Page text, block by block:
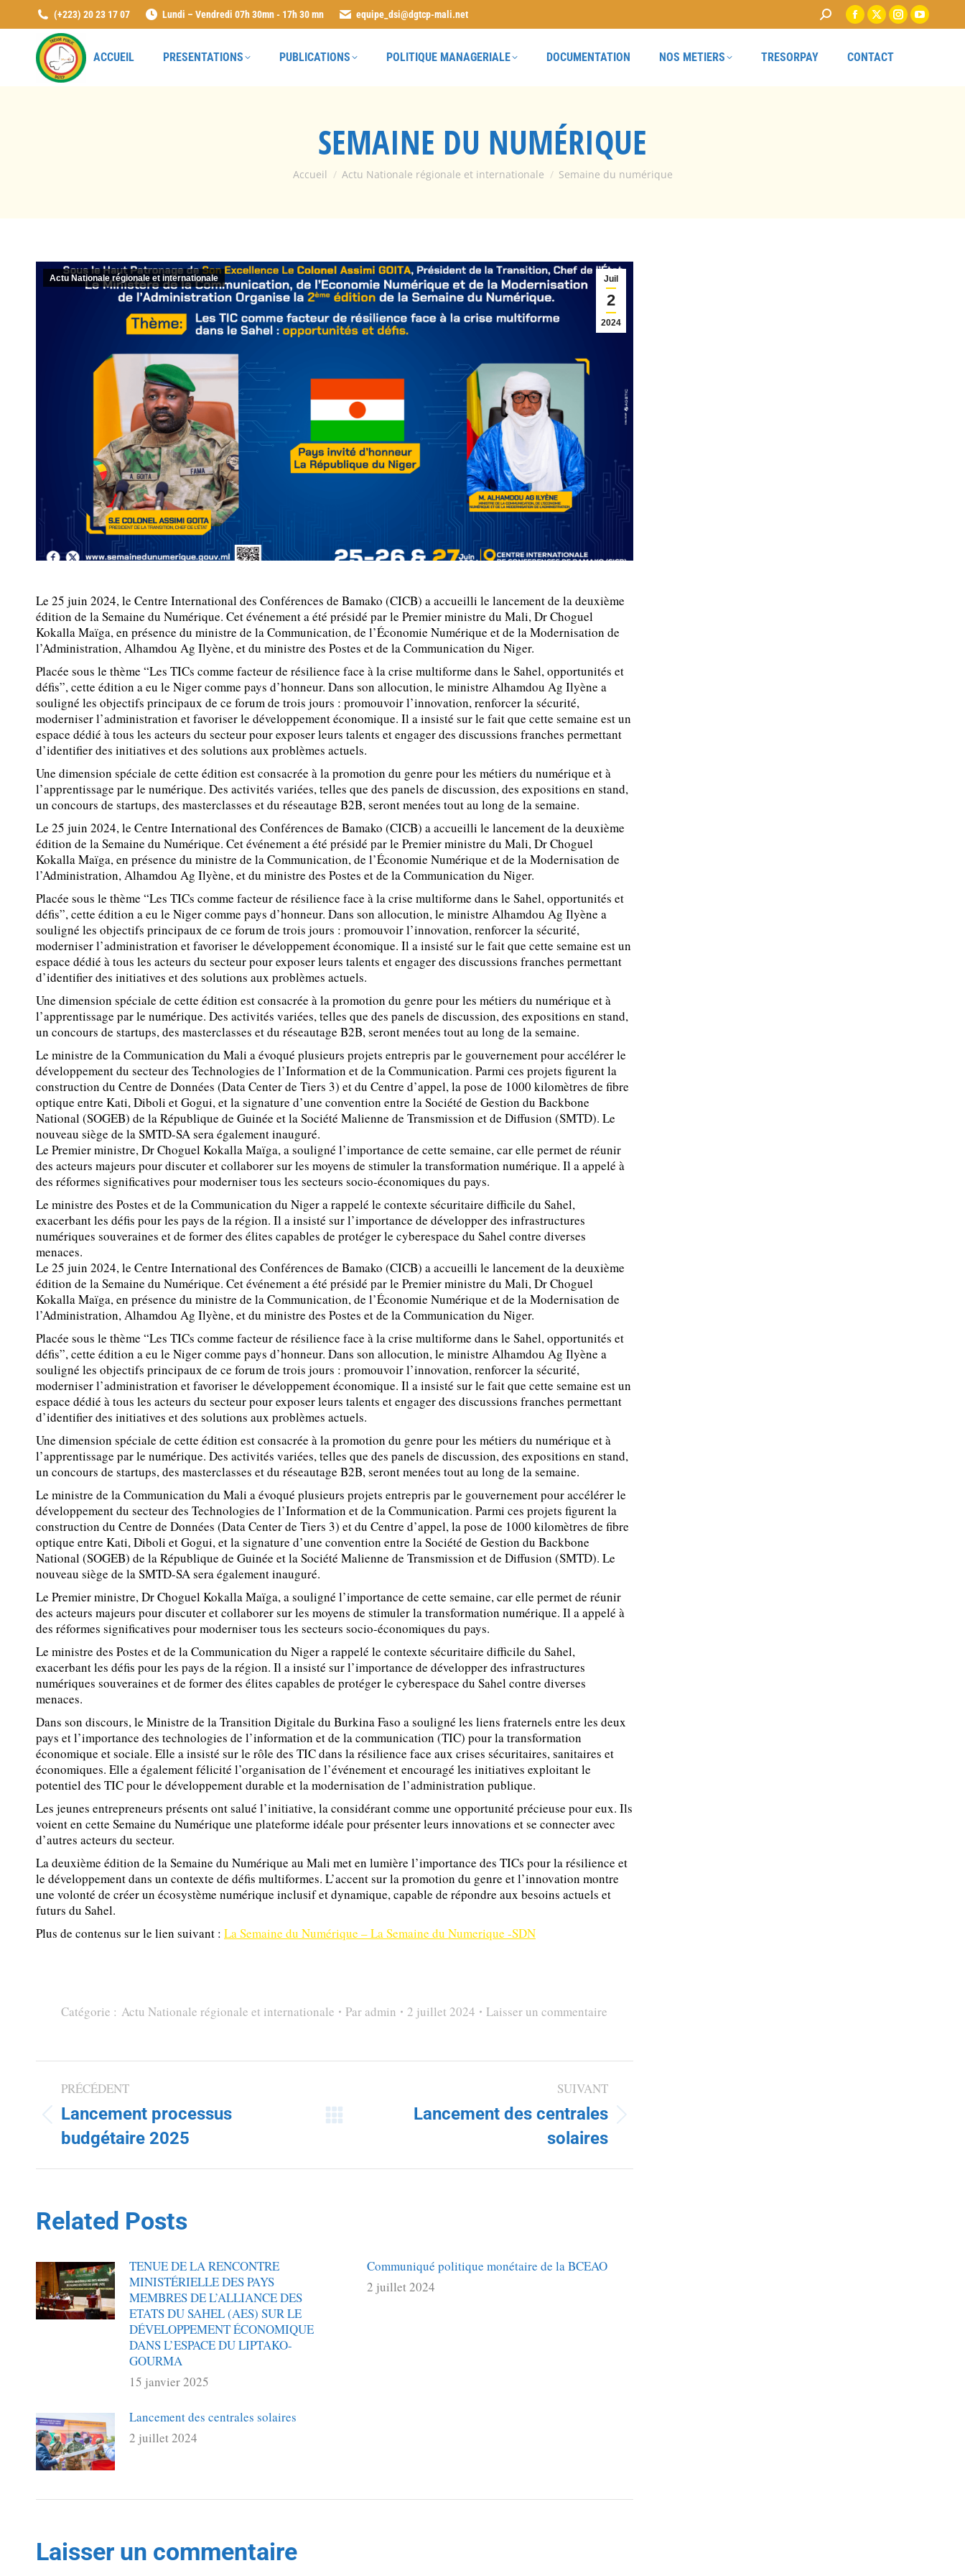
(+223) 20 23 17 07 Lundi – Vendredi 07h 30mn - 17h 30 mn equipe_dsi@dgtcp-mali.net
ACCUEIL PRESENTATIONS PUBLICATIONS POLITIQUE MANAGERIALE DOCUMENTATION NOS METIERS TRESORPAY CONTACT
SEMAINE DU NUMÉRIQUE
Vous êtes ici :
Accueil Actu Nationale régionale et internationale Semaine du numérique
Juil
2
2024
Actu Nationale régionale et internationale
Le 25 juin 2024, le Centre International des Conférences de Bamako (CICB) a accueilli le lancement de la deuxième
édition de la Semaine du Numérique. Cet événement a été présidé par le Premier ministre du Mali, Dr Choguel
Kokalla Maïga, en présence du ministre de la Communication, de l’Économie Numérique et de la Modernisation de
l’Administration, Alhamdou Ag Ilyène, et du ministre des Postes et de la Communication du Niger.
Placée sous le thème “Les TICs comme facteur de résilience face à la crise multiforme dans le Sahel, opportunités et
défis”, cette édition a eu le Niger comme pays d’honneur. Dans son allocution, le ministre Alhamdou Ag Ilyène a
souligné les objectifs principaux de ce forum de trois jours : promouvoir l’innovation, renforcer la sécurité,
moderniser l’administration et favoriser le développement économique. Il a insisté sur le fait que cette semaine est un
espace dédié à tous les acteurs du secteur pour exposer leurs talents et engager des discussions franches permettant
d’identifier des initiatives et des solutions aux problèmes actuels.
Une dimension spéciale de cette édition est consacrée à la promotion du genre pour les métiers du numérique et à
l’apprentissage par le numérique. Des activités variées, telles que des panels de discussion, des expositions en stand,
un concours de startups, des masterclasses et du réseautage B2B, seront menées tout au long de la semaine.
Le 25 juin 2024, le Centre International des Conférences de Bamako (CICB) a accueilli le lancement de la deuxième
édition de la Semaine du Numérique. Cet événement a été présidé par le Premier ministre du Mali, Dr Choguel
Kokalla Maïga, en présence du ministre de la Communication, de l’Économie Numérique et de la Modernisation de
l’Administration, Alhamdou Ag Ilyène, et du ministre des Postes et de la Communication du Niger.
Placée sous le thème “Les TICs comme facteur de résilience face à la crise multiforme dans le Sahel, opportunités et
défis”, cette édition a eu le Niger comme pays d’honneur. Dans son allocution, le ministre Alhamdou Ag Ilyène a
souligné les objectifs principaux de ce forum de trois jours : promouvoir l’innovation, renforcer la sécurité,
moderniser l’administration et favoriser le développement économique. Il a insisté sur le fait que cette semaine est un
espace dédié à tous les acteurs du secteur pour exposer leurs talents et engager des discussions franches permettant
d’identifier des initiatives et des solutions aux problèmes actuels.
Une dimension spéciale de cette édition est consacrée à la promotion du genre pour les métiers du numérique et à
l’apprentissage par le numérique. Des activités variées, telles que des panels de discussion, des expositions en stand,
un concours de startups, des masterclasses et du réseautage B2B, seront menées tout au long de la semaine.
Le ministre de la Communication du Mali a évoqué plusieurs projets entrepris par le gouvernement pour accélérer le
développement du secteur des Technologies de l’Information et de la Communication. Parmi ces projets figurent la
construction du Centre de Données (Data Center de Tiers 3) et du Centre d’appel, la pose de 1000 kilomètres de fibre
optique entre Kati, Diboli et Gogui, et la signature d’une convention entre la Société de Gestion du Backbone
National (SOGEB) de la République de Guinée et la Société Malienne de Transmission et de Diffusion (SMTD). Le
nouveau siège de la SMTD-SA sera également inauguré.
Le Premier ministre, Dr Choguel Kokalla Maïga, a souligné l’importance de cette semaine, car elle permet de réunir
des acteurs majeurs pour discuter et collaborer sur les moyens de stimuler la transformation numérique. Il a appelé à
des réformes significatives pour moderniser tous les secteurs socio-économiques du pays.
Le ministre des Postes et de la Communication du Niger a rappelé le contexte sécuritaire difficile du Sahel,
exacerbant les défis pour les pays de la région. Il a insisté sur l’importance de développer des infrastructures
numériques souveraines et de former des élites capables de protéger le cyberespace du Sahel contre diverses
menaces.
Le 25 juin 2024, le Centre International des Conférences de Bamako (CICB) a accueilli le lancement de la deuxième
édition de la Semaine du Numérique. Cet événement a été présidé par le Premier ministre du Mali, Dr Choguel
Kokalla Maïga, en présence du ministre de la Communication, de l’Économie Numérique et de la Modernisation de
l’Administration, Alhamdou Ag Ilyène, et du ministre des Postes et de la Communication du Niger.
Placée sous le thème “Les TICs comme facteur de résilience face à la crise multiforme dans le Sahel, opportunités et
défis”, cette édition a eu le Niger comme pays d’honneur. Dans son allocution, le ministre Alhamdou Ag Ilyène a
souligné les objectifs principaux de ce forum de trois jours : promouvoir l’innovation, renforcer la sécurité,
moderniser l’administration et favoriser le développement économique. Il a insisté sur le fait que cette semaine est un
espace dédié à tous les acteurs du secteur pour exposer leurs talents et engager des discussions franches permettant
d’identifier des initiatives et des solutions aux problèmes actuels.
Une dimension spéciale de cette édition est consacrée à la promotion du genre pour les métiers du numérique et à
l’apprentissage par le numérique. Des activités variées, telles que des panels de discussion, des expositions en stand,
un concours de startups, des masterclasses et du réseautage B2B, seront menées tout au long de la semaine.
Le ministre de la Communication du Mali a évoqué plusieurs projets entrepris par le gouvernement pour accélérer le
développement du secteur des Technologies de l’Information et de la Communication. Parmi ces projets figurent la
construction du Centre de Données (Data Center de Tiers 3) et du Centre d’appel, la pose de 1000 kilomètres de fibre
optique entre Kati, Diboli et Gogui, et la signature d’une convention entre la Société de Gestion du Backbone
National (SOGEB) de la République de Guinée et la Société Malienne de Transmission et de Diffusion (SMTD). Le
nouveau siège de la SMTD-SA sera également inauguré.
Le Premier ministre, Dr Choguel Kokalla Maïga, a souligné l’importance de cette semaine, car elle permet de réunir
des acteurs majeurs pour discuter et collaborer sur les moyens de stimuler la transformation numérique. Il a appelé à
des réformes significatives pour moderniser tous les secteurs socio-économiques du pays.
Le ministre des Postes et de la Communication du Niger a rappelé le contexte sécuritaire difficile du Sahel,
exacerbant les défis pour les pays de la région. Il a insisté sur l’importance de développer des infrastructures
numériques souveraines et de former des élites capables de protéger le cyberespace du Sahel contre diverses
menaces.
Dans son discours, le Ministre de la Transition Digitale du Burkina Faso a souligné les liens fraternels entre les deux
pays et l’importance des technologies de l’information et de la communication (TIC) pour la transformation
économique et sociale. Elle a insisté sur le rôle des TIC dans la résilience face aux crises sécuritaires, sanitaires et
économiques. Elle a également félicité l’organisation de l’événement et encouragé les initiatives exploitant le
potentiel des TIC pour le développement durable et la modernisation de l’administration publique.
Les jeunes entrepreneurs présents ont salué l’initiative, la considérant comme une opportunité précieuse pour eux. Ils
voient en cette Semaine du Numérique une plateforme idéale pour présenter leurs innovations et se connecter avec
d’autres acteurs du secteur.
La deuxième édition de la Semaine du Numérique au Mali met en lumière l’importance des TICs pour la résilience et
le développement dans un contexte de défis multiformes. L’accent sur la promotion du genre et l’innovation montre
une volonté de créer un écosystème numérique inclusif et dynamique, capable de répondre aux besoins actuels et
futurs du Sahel.
Plus de contenus sur le lien suivant : La Semaine du Numérique – La Semaine du Numerique -SDN
Catégorie :Actu Nationale régionale et internationale Par admin 2 juillet 2024 Laisser un commentaire
PRÉCÉDENT
Lancement processus
budgétaire 2025
SUIVANT
Lancement des centrales
solaires
Related Posts
TENUE DE LA RENCONTRE
MINISTÉRIELLE DES PAYS
MEMBRES DE L’ALLIANCE DES
ETATS DU SAHEL (AES) SUR LE
DÉVELOPPEMENT ÉCONOMIQUE
DANS L’ESPACE DU LIPTAKO-
GOURMA
15 janvier 2025
Communiqué politique monétaire de la BCEAO
2 juillet 2024
Lancement des centrales solaires
2 juillet 2024
Laisser un commentaire